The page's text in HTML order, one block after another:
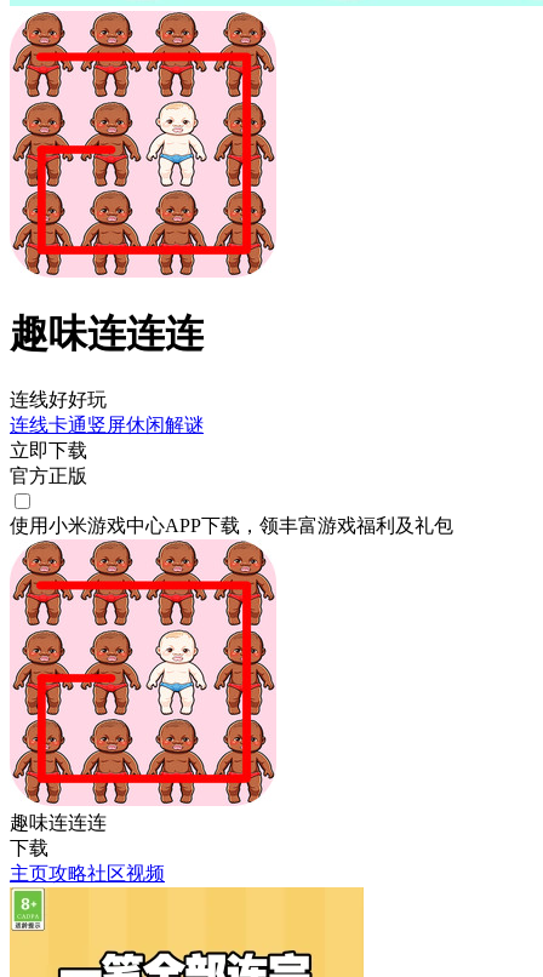
趣味连连连
连线好好玩
连线卡通竖屏休闲解谜
立即下载
官方正版
使用小米游戏中心APP下载 ，领丰富游戏福利 及礼包
趣味连连连
下载
主页攻略社区视频